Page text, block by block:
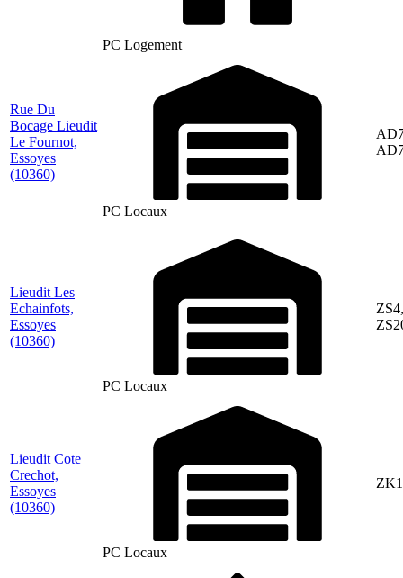
PC Logement
Rue Du
Bocage Lieudit
Le Fournot,
Essoyes
(10360)
PC Locaux
Lieudit Les
Echainfots,
Essoyes
(10360)
PC Locaux
ZS4,
Lieudit Cote
Crechot,
Essoyes
(10360)
PC Locaux